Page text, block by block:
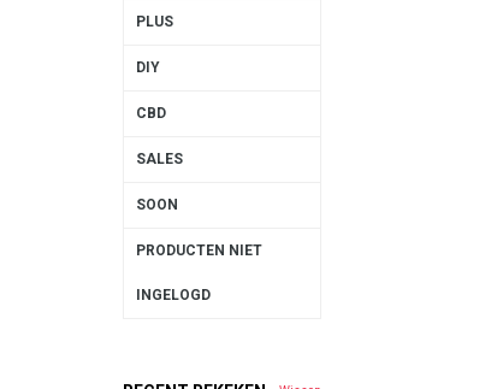
PLUS
DIY
CBD
SALES
SOON
PRODUCTEN NIET
INGELOGD